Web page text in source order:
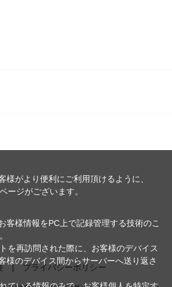
プライバシーポリシー
様がより便利にご利用頂けるように、
ージがございます。
客様情報をPC上で記録管理する技術のこ
を再訪問された際に、お客様のデバイス
様のデバイス間からサーバーへ送り返さ